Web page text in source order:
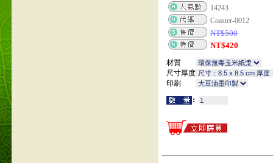
14243
Coaster-0012
NT$500
NT$420
材質
尺寸厚度
印刷